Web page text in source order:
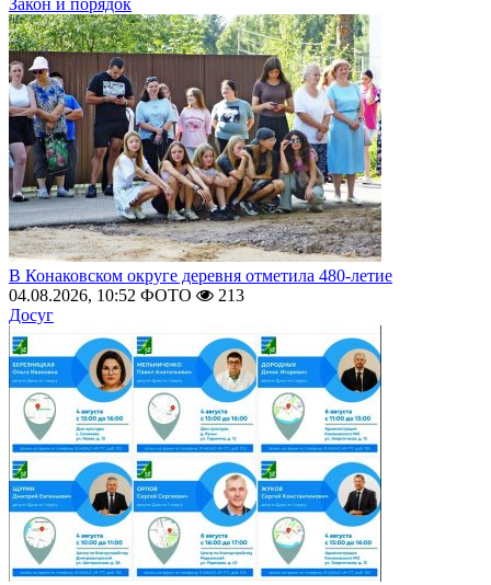
Закон и порядок
В Конаковском округе деревня отметила 480-летие
04.08.2026, 10:52 ФОТО
213
Досуг